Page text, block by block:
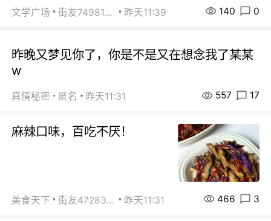
文学广场 街友74981146 昨天11:39 140 0
昨晚又梦见你了，你是不是又在想念我了某某
w
真情秘密 匿名 昨天11:31 557 17
麻辣口味，百吃不厌！
美食天下 街友472838572 昨天11:31 466 3